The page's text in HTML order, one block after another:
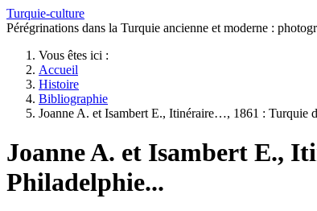
Turquie-culture
Pérégrinations dans la Turquie ancienne et moderne :
Vous êtes ici :
Accueil
Histoire
Bibliographie
Joanne A. et Isambert E., Itinéraire…, 1861 : Turquie
Joanne A. et Isambert E.,
Philadelphie...